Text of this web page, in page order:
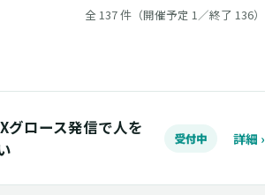
全 137 件（開催予定 1／終了 136）
グロース発信で人を
受付中 詳細 ›